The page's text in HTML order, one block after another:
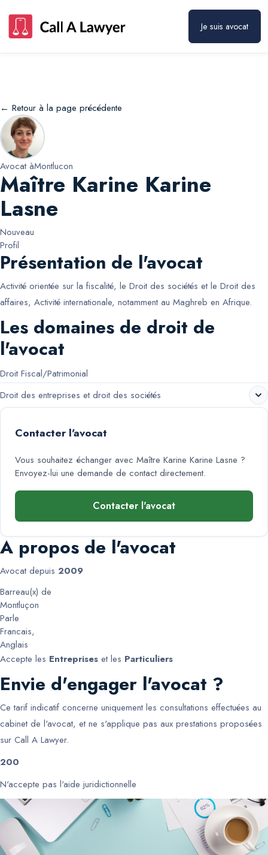
Je suis avocat
← Retour à la page précédente
Avocat àMontlucon
Maître Karine Karine
Lasne
Nouveau
Profil
Présentation de l'avocat
Activité orientée sur la fiscalité, le Droit des sociétés et le Droit des
affaires, Activité internationale, notamment au Maghreb en Afrique.
Les domaines de droit de
l'avocat
Droit Fiscal/Patrimonial
Droit des entreprises et droit des sociétés
Contacter l'avocat
Vous souhaitez échanger avec Maître Karine Karine Lasne ?
Envoyez-lui une demande de contact directement.
Contacter l'avocat
A propos de l'avocat
Avocat depuis 2009
Barreau(x) de
Montluçon
Parle
Francais,
Anglais
Accepte les Entreprises et les Particuliers
Envie d'engager l'avocat ?
Ce tarif indicatif concerne uniquement les consultations effectuées au
cabinet de l'avocat, et ne s'applique pas aux prestations proposées
sur Call A Lawyer.
200
N'accepte pas l'aide juridictionnelle